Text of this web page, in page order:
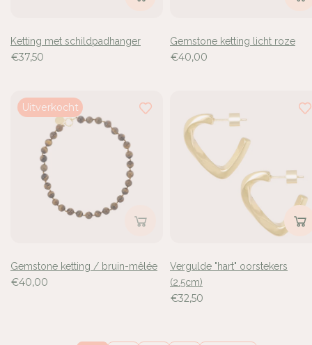
Ketting met schildpadhanger
€37,50
Gemstone ketting licht roze
€40,00
Uitverkocht
Gemstone ketting / bruin-mêlée
€40,00
Vergulde "hart" oorstekers
(2.5cm)
€32,50